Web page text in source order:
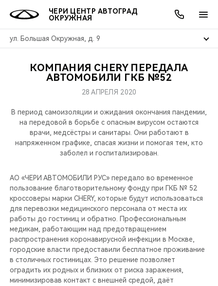
ЧЕРИ ЦЕНТР АВТОГРАД
ОКРУЖНАЯ
ул. Большая Окружная, д. 9
МОДЕЛИ
КРОССОВЕРЫ
НОВИНКИ
ПОКУПАТЕЛЯМ
КРЕДИТ И СТРАХОВАНИЕ
ВЛАДЕЛЬЦАМ
ЗАПЧАСТИ И АКСЕССУАРЫ
ПОДДЕРЖКА
МИР CHERY
О БРЕНДЕ
CHERY В СОЦСЕТЯХ
БЛАГОТВОРИТЕЛЬНОСТЬ
CHERY REMOTE
CHERY И СПОРТ
НАШИ МЕРОПРИЯТИЯ
АКЦИИ
ОНЛАЙН СЕРВИСЫ
КРЕДИТ
О КОМПАНИИ
МЫ В СОЦСЕТЯХ
КОМПАНИЯ CHERY ПЕРЕДАЛА
АВТОМОБИЛИ ГКБ №52
28 АПРЕЛЯ 2020
В период самоизоляции и ожидания окончания пандемии,
на передовой в борьбе с опасным вирусом остаются
врачи, медсёстры и санитары. Они работают в
напряженном графике, спасая жизни и помогая тем, кто
заболел и госпитализирован.
АО «ЧЕРИ АВТОМОБИЛИ РУС» передало во временное
пользование благотворительному фонду при ГКБ № 52
кроссоверы марки CHERY, которые будут использоваться
для перевозки медицинского персонала от места их
работы до гостиниц и обратно. Профессиональным
медикам, работающим над предотвращением
распространения коронавирусной инфекции в Москве,
городские власти предоставили бесплатное проживание
в столичных гостиницах. Это решение позволяет
оградить их родных и близких от риска заражения,
минимизировав контакт с внешней средой, даёт